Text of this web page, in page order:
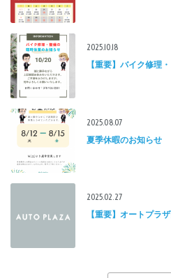
2025.10.18
【重要】バイク修理
2025.08.07
夏季休暇のお知らせ
2025.02.27
【重要】オートプラ